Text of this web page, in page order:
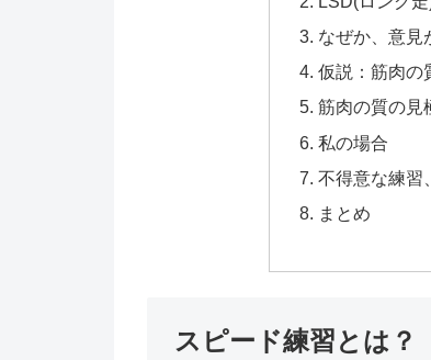
なぜか、意見
仮説：筋肉の
筋肉の質の見
私の場合
不得意な練習
まとめ
スピード練習とは？